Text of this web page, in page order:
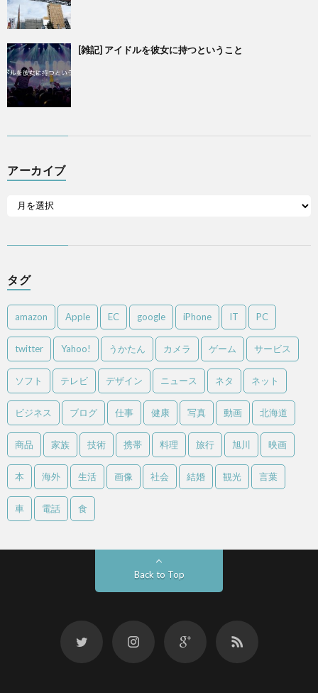
[雑記] アイドルを彼女に持つということ
アーカイブ
タグ
amazon Apple EC google iPhone IT PC
twitter Yahoo! うかたん カメラ ゲーム サービス
ソフト テレビ デザイン ニュース ネタ ネット
ビジネス ブログ 仕事 健康 写真 動画 北海道
商品 家族 技術 携帯 料理 旅行 旭川 映画
本 海外 生活 画像 社会 結婚 観光 言葉
車 電話 食
Back to Top